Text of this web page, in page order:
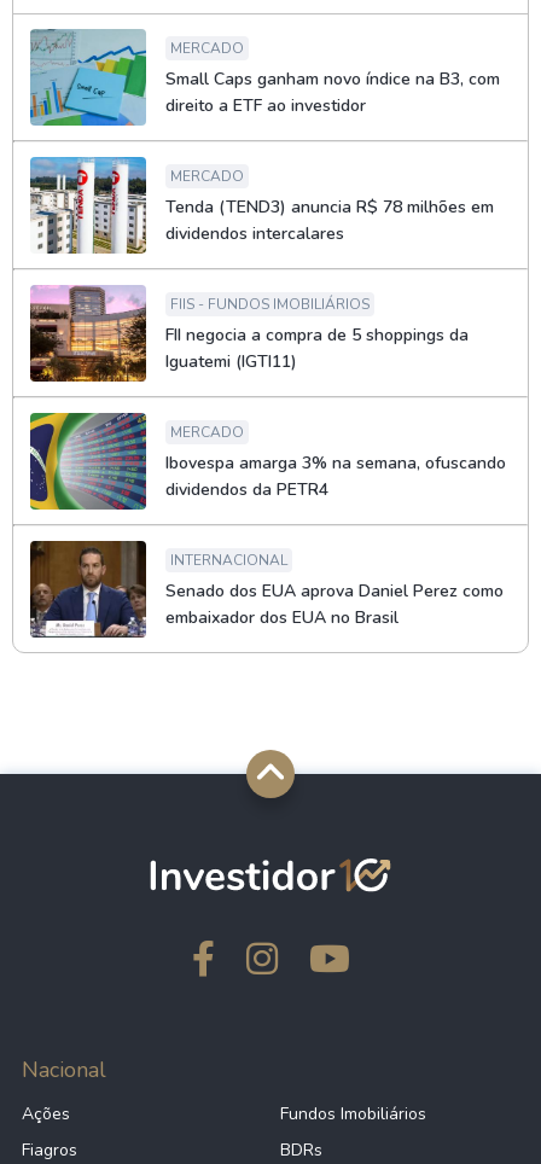
MERCADO
Small Caps ganham novo índice na B3, com
direito a ETF ao investidor
MERCADO
Tenda (TEND3) anuncia R$ 78 milhões em
dividendos intercalares
FIIS - FUNDOS IMOBILIÁRIOS
FII negocia a compra de 5 shoppings da
Iguatemi (IGTI11)
MERCADO
Ibovespa amarga 3% na semana, ofuscando
dividendos da PETR4
INTERNACIONAL
Senado dos EUA aprova Daniel Perez como
embaixador dos EUA no Brasil
Nacional
Ações
Fundos Imobiliários
Fiagros
BDRs